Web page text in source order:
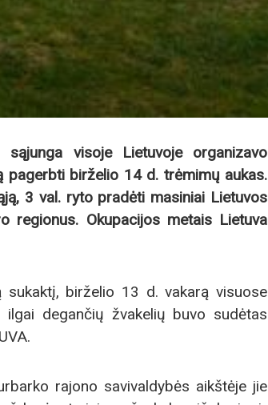
visoje Lietuvoje organizavo
birželio 14 d. trėmimų aukas.
3 val. ryto pradėti masiniai Lietuvos
regionus. Okupacijos metais Lietuva
birželio 13 d. vakarą visuose
degančių žvakelių buvo sudėtas
rajono savivaldybės aikštėje jie